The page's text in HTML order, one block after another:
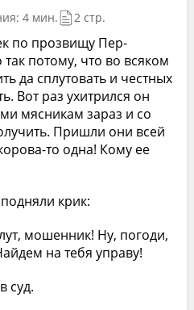
4 мин. 2 стр.
по прозвищу Пер-
потому, что во всяком
да сплутовать и честных
Вот раз ухитрился он
мясникам зараз и со
Пришли они всей
то одна! Кому ее
крик:
мошенник! Ну, погоди,
на тебя управу!
суд.